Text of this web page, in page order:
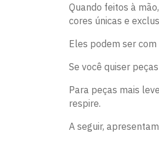
Quando feitos à
cores únicas e
Eles podem ser
Se você quiser
Para peças mais
respire.
A seguir,